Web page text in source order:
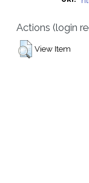
Actions (login
View Item